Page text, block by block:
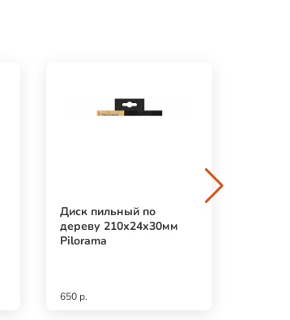
Диск пильный по
дереву 210х24х30мм
Pilorama
650 р.